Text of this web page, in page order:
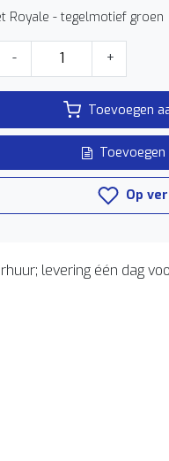
Royale - tegelmotief groen
- +
Toevoegen
Op
levering één dag